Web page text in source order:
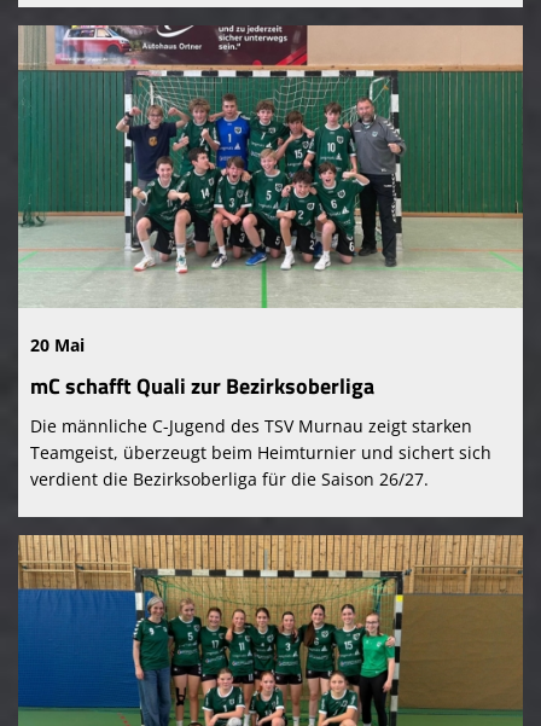
20 Mai
mC schafft Quali zur Bezirksoberliga
Die männliche C-Jugend des TSV Murnau zeigt starken
Teamgeist, überzeugt beim Heimturnier und sichert sich
verdient die Bezirksoberliga für die Saison 26/27.